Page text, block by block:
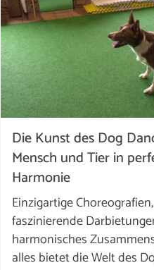
Die Kunst des Dog
Mensch und Tier in
Harmonie
Einzigartige Choreografien,
faszinierende
harmonisches
alles bietet die Welt des